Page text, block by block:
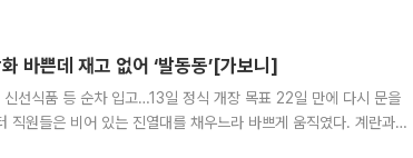
바쁜데 재고 없어 ‘발동동’[가보니]
선식품 등 순차 입고…13일 정식 개장 목표 22일 만에 다시 문을
직원들은 비어 있는 진열대를 채우느라 바쁘게 움직였다. 계란과